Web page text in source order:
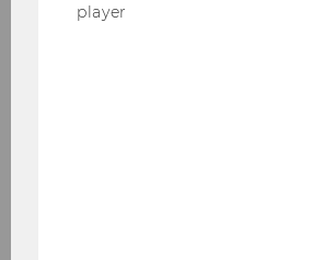
player